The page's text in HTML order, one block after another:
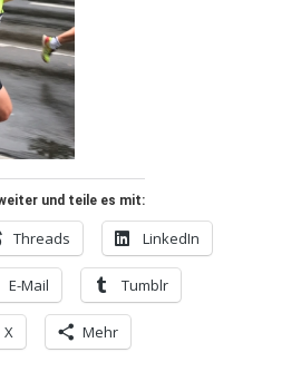
und teile es mit:
Threads LinkedIn
E-Mail Tumblr
X Mehr